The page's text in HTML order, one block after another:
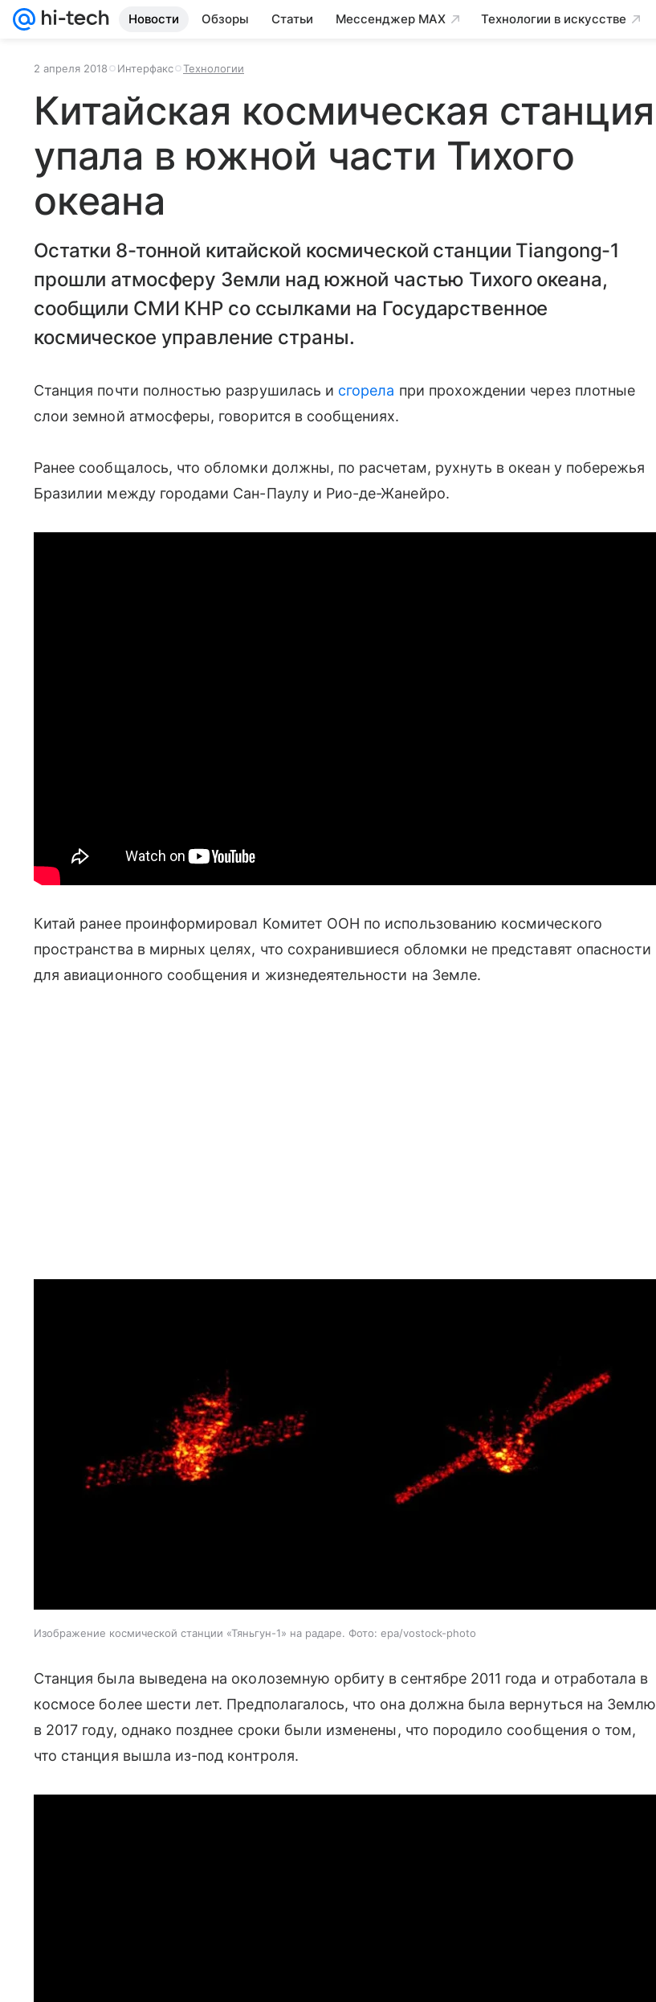
Новости Обзоры Статьи Мессенджер MAX Технологии в искусстве
2 апреля 2018 Интерфакс Технологии
Китайская космическая станция
упала в южной части Тихого
океана
Остатки 8-тонной китайской космической станции Tiangong-1
прошли атмосферу Земли над южной частью Тихого океана,
сообщили СМИ КНР со ссылками на Государственное
космическое управление страны.
Станция почти полностью разрушилась и сгорела при прохождении через плотные
слои земной атмосферы, говорится в сообщениях.
Ранее сообщалось, что обломки должны, по расчетам, рухнуть в океан у побережья
Бразилии между городами Сан-Паулу и Рио-де-Жанейро.
Китай ранее проинформировал Комитет ООН по использованию космического
пространства в мирных целях, что сохранившиеся обломки не представят опасности
для авиационного сообщения и жизнедеятельности на Земле.
Изображение космической станции «Тяньгун-1» на радаре. Фото: epa/vostock-photo
Станция была выведена на околоземную орбиту в сентябре 2011 года и отработала в
космосе более шести лет. Предполагалось, что она должна была вернуться на Землю
в 2017 году, однако позднее сроки были изменены, что породило сообщения о том,
что станция вышла из-под контроля.